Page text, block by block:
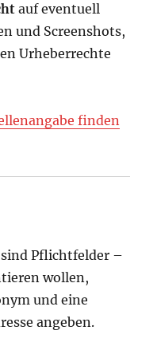
auf eventuell
und Screenshots,
Urheberrechte
finden
Pflichtfelder –
wollen,
und eine
angeben.